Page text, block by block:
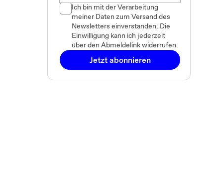
Ich bin mit der Verarbeitung
meiner Daten zum Versand des
Newsletters einverstanden. Die
Einwilligung kann ich jederzeit
über den Abmeldelink widerrufen.
Jetzt abonnieren